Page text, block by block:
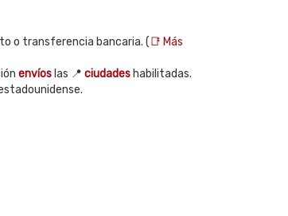
o transferencia bancaria. (📑 Más
envíos las 📍 ciudades habilitadas.